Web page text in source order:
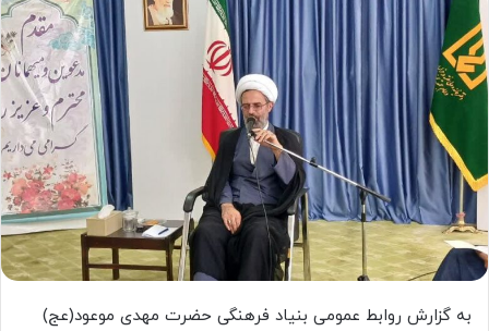
به گزارش روابط عمومی بنیاد فرهنگی حضرت مهدی موعود(عج)